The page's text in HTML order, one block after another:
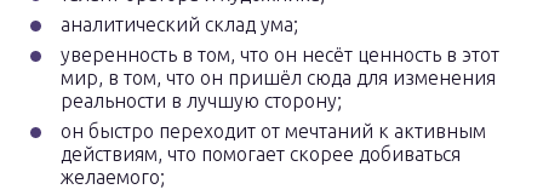
аналитический склад ума;
уверенность в том, что он несёт ценность в этот
мир, в том, что он пришёл сюда для изменения
реальности в лучшую сторону;
он быстро переходит от мечтаний к активным
действиям, что помогает скорее добиваться
желаемого;